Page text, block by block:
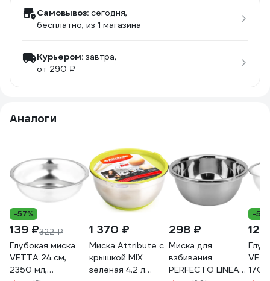
Самовывоз: сегодня,
бесплатно, из 1 магазина
Курьером: завтра,
от 290 ₽
Аналоги
-57%
139 ₽322 ₽
Глубокая миска
VETTA 24 см,
2350 мл,
1 370 ₽
Миска Attribute с
крышкой MIX
зеленая 4.2 л
298 ₽
Миска для
взбивания
PERFECTO LINEA
-
125